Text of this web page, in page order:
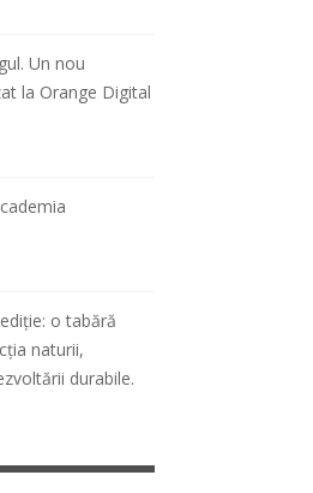
Un nou
la Orange Digital
o tabără
naturii,
durabile.